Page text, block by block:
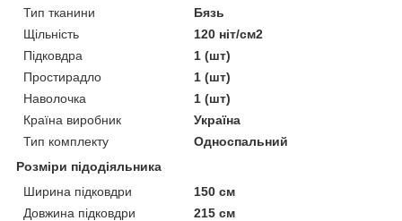
Тип тканини
Бязь
Щільність
120 ніт/см2
Підковдра
1 (шт)
Простирадло
1 (шт)
Наволочка
1 (шт)
Країна виробник
Україна
Тип комплекту
Односпальний
Розміри підодіяльника
Ширина підковдри
150 см
Довжина підковдри
215 см